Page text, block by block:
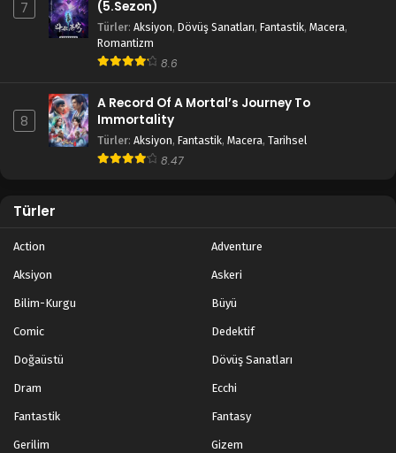
7
(5.Sezon)
Türler: Aksiyon, Dövüş Sanatları, Fantastik, Macera,
Romantizm
8.6
8
A Record Of A Mortal’s Journey To
Immortality
Türler: Aksiyon, Fantastik, Macera, Tarihsel
8.47
Türler
Action Adventure
Aksiyon Askeri
Bilim-Kurgu Büyü
Comic Dedektif
Doğaüstü Dövüş Sanatları
Dram Ecchi
Fantastik Fantasy
Gerilim Gizem